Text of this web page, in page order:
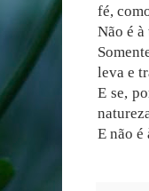
fé,
Não é
leva e
E se,
E não é